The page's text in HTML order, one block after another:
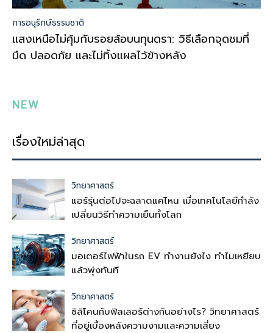
การอนุรักษ์ธรรมชาติ
แสงเหนือไม่คุ้มกับรอยล้อบนทุนดรา: วิธีเลือกจุดชมที่
มืด ปลอดภัย และไม่ทิ้งแผลไว้ข้างหลัง
NEW
เรื่องใหม่ล่าสุด
วิทยาศาสตร์
แอร์รุ่นต่อไปจะฉลาดแค่ไหน เมื่อเทคโนโลยีกำลัง
เปลี่ยนวิธีทำความเย็นทั้งโลก
วิทยาศาสตร์
มอเตอร์ไฟฟ้าในรถ EV ทำงานยังไง ทำไมเหยียบ
แล้วพุ่งทันที
วิทยาศาสตร์
ซิลิโคนกับฟิลเลอร์ต่างกันอย่างไร? วิทยาศาสตร์
ที่อยู่เบื้องหลังความงามและความเสี่ยง